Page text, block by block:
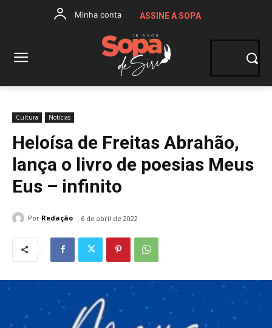
Minha conta ASSINE A SOPA
Cultura Notícias
Heloísa de Freitas Abrahão,
lança o livro de poesias Meus
Eus – infinito
Por Redação 6 de abril de 2022